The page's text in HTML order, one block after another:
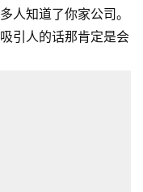
人知道了你家公司。
引人的话那肯定是会